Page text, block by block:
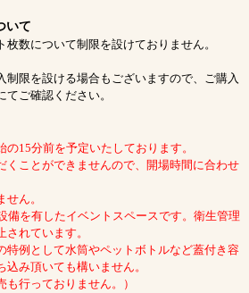
いて
枚数について制限を設けておりません。
制限を設ける場合もございますので、ご購入
ご確認ください。
15分前を予定いたしております。
くことができませんので、開場時間に合わせ
ん。
備を有したイベントスペースです。衛生管理
れています。
例として水筒やペットボトルなど蓋付き容
み頂いても構いません。
行っておりません。）